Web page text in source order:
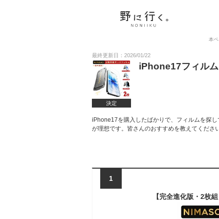
本
最終更新日：2026/01/22
決定
iPhone17フィル
iPhone17を購入したばかりで、フィルムを探
が理想です。皆さんのおすすめを教えてくださ
1